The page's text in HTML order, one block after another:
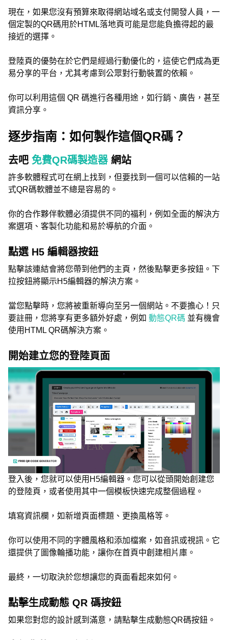
現在，如果您沒有預算來取得網站域名或支付開發人員，一
個定製的QR碼用於HTML落地頁可能是您能負擔得起的最
接近的選擇。
登陸頁的優勢在於它們是經過行動優化的，這使它們成為更
易分享的平台，尤其考慮到公眾對行動裝置的依賴。
你可以利用這個 QR 碼進行各種用途，如行銷、廣告，甚至
資訊分享。
逐步指南：如何製作這個QR碼？
去吧 免費QR碼製造器 網站
許多軟體程式可在網上找到，但要找到一個可以信賴的一站
式QR碼軟體並不總是容易的。
你的合作夥伴軟體必須提供不同的福利，例如全面的解決方
案選項、客製化功能和易於導航的介面。
點選 H5 編輯器按鈕
點擊該連結會將您帶到他們的主頁，然後點擊更多按鈕。下
拉按鈕將顯示H5編輯器的解決方案。
當您點擊時，您將被重新導向至另一個網站。不要擔心！只
要註冊，您將享有更多額外好處，例如 動態QR碼 並有機會
使用HTML QR碼解決方案。
開始建立您的登陸頁面
登入後，您就可以使用H5編輯器。您可以從頭開始創建您
的登陸頁，或者使用其中一個模板快速完成整個過程。
填寫資訊欄，如新增頁面標題、更換風格等。
你可以使用不同的字體風格和添加檔案，如音訊或視訊。它
還提供了圖像輪播功能，讓你在首頁中創建相片庫。
最終，一切取決於您想讓您的頁面看起來如何。
點擊生成動態 QR 碼按鈕
如果您對您的設計感到滿意，請點擊生成動態QR碼按鈕。